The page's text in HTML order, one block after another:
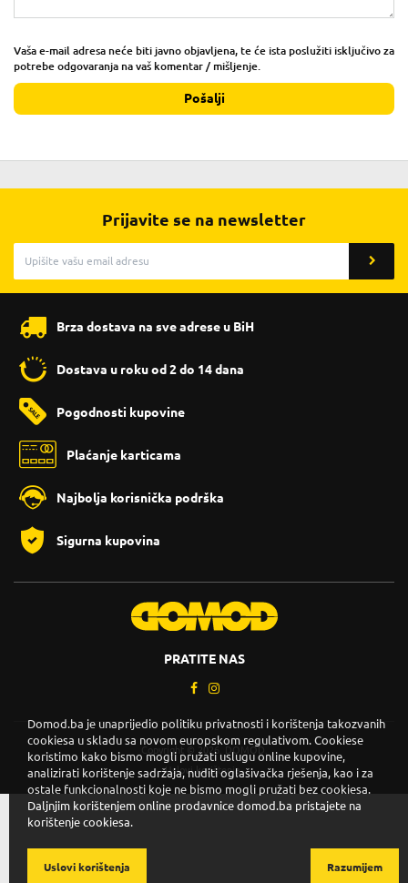
Vaša e-mail adresa neće biti javno objavljena, te će ista poslužiti isključivo za
potrebe odgovaranja na vaš komentar / mišljenje.
Pošalji
Prijavite se na newsletter
Brza dostava na sve adrese u BiH
Dostava u roku od 2 do 14 dana
Pogodnosti kupovine
Plaćanje karticama
Najbolja korisnička podrška
Sigurna kupovina
PRATITE NAS
Copyright © 2026. DOMOD.
Uslovi korištenja.
Domod.ba je unaprijedio politiku privatnosti i korištenja takozvanih
cookiesa u skladu sa novom europskom regulativom. Cookiese
koristimo kako bismo mogli pružati uslugu online kupovine,
analizirati korištenje sadržaja, nuditi oglašivačka rješenja, kao i za
ostale funkcionalnosti koje ne bismo mogli pružati bez cookiesa.
Daljnjim korištenjem online prodavnice domod.ba pristajete na
korištenje cookiesa.
Razumijem
Uslovi korištenja